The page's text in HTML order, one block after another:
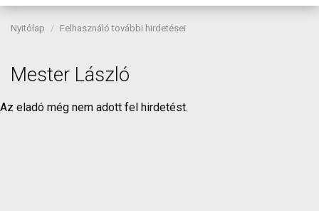
Nyitólap Felhasználó további hirdetései
Mester László
Az eladó még nem adott fel hirdetést.